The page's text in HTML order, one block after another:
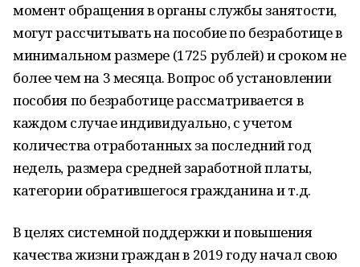
момент обращения в органы службы занятости,
могут рассчитывать на пособие по безработице в
минимальном размере (1725 рублей) и сроком не
более чем на 3 месяца. Вопрос об установлении
пособия по безработице рассматривается в
каждом случае индивидуально, с учетом
количества отработанных за последний год
недель, размера средней заработной платы,
категории обратившегося гражданина и т.д.
В целях системной поддержки и повышения
качества жизни граждан в 2019 году начал свою